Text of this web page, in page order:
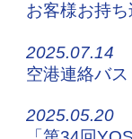
2025.07.14
2025.05.20